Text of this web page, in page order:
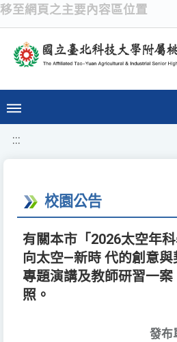
移至網頁之主要內容區位置
:::
校園公告
有關本市「2026太空年
向太空—新時 代的創意與
專題演講及教師研習一
照。
發布